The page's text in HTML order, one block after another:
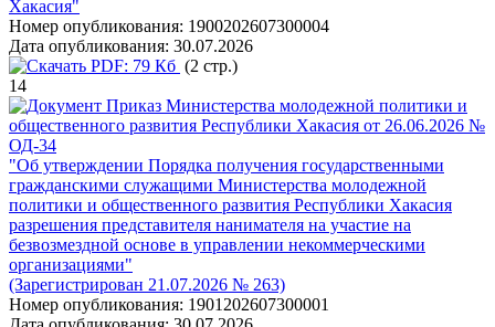
Хакасия"
Номер опубликования: 1900202607300004
Дата опубликования: 30.07.2026
PDF: 79 Кб (2 стр.)
14
Приказ Министерства молодежной политики и
общественного развития Республики Хакасия от 26.06.2026 №
ОД-34
"Об утверждении Порядка получения государственными
гражданскими служащими Министерства молодежной
политики и общественного развития Республики Хакасия
разрешения представителя нанимателя на участие на
безвозмездной основе в управлении некоммерческими
организациями"
(Зарегистрирован 21.07.2026 № 263)
Номер опубликования: 1901202607300001